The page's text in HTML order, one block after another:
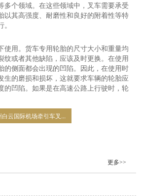
多个领域。在这些领域中，叉车需要承受
以其高强度、耐磨性和良好的附着性等特
使用。货车专用轮胎的尺寸大小和重量均
或者其他缺陷，应该及时更换。在使用
的侧面都会出现的凹陷。因此，在使用时
生的磨损和损坏，这就要求车辆的轮胎应
的凹陷。如果是在高速公路上行驶时，轮
白云国际机场牵引车叉...
更多>>